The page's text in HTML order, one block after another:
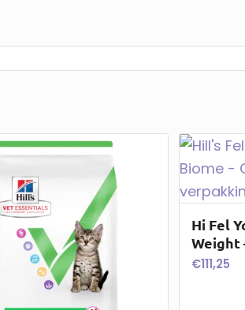
Hi Fel
Weight
€111,25